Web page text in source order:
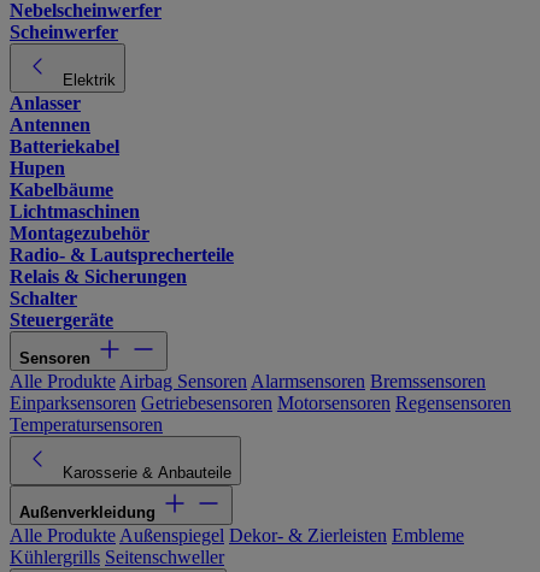
Nebelscheinwerfer
Scheinwerfer
Elektrik
Anlasser
Antennen
Batteriekabel
Hupen
Kabelbäume
Lichtmaschinen
Montagezubehör
Radio- & Lautsprecherteile
Relais & Sicherungen
Schalter
Steuergeräte
Sensoren
Alle Produkte Airbag Sensoren Alarmsensoren Bremssensoren
Einparksensoren Getriebesensoren Motorsensoren Regensensoren
Temperatursensoren
Karosserie & Anbauteile
Außenverkleidung
Alle Produkte Außenspiegel Dekor- & Zierleisten Embleme
Kühlergrills Seitenschweller